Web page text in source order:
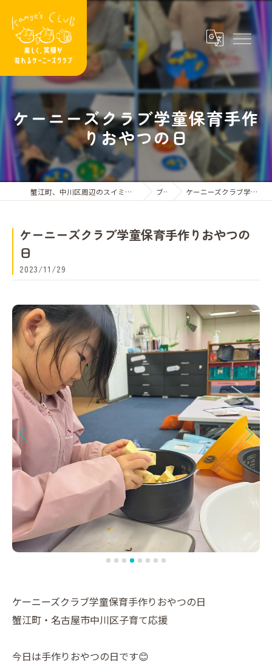
ケーニーズクラブ学童保育手作
りおやつの日
蟹江町、中川区周辺のスイミングスクールならケーニーズクラブ ブログ ケーニーズクラブ学童保育手作りおやつの日
ケーニーズクラブ学童保育手作りおやつの
日
2023/11/29
ケーニーズクラブ学童保育手作りおやつの日
蟹江町・名古屋市中川区子育て応援
今日は手作りおやつの日です😊